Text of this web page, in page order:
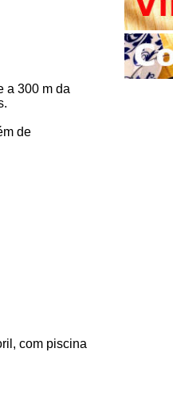
a 300 m da
de
com piscina